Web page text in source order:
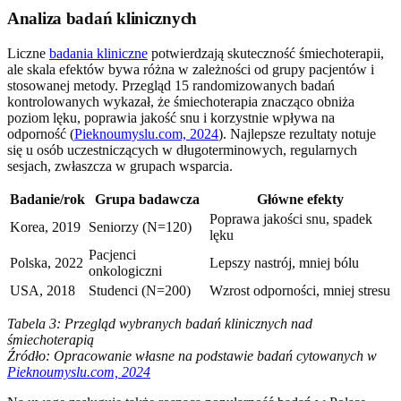
Analiza badań klinicznych
Liczne badania kliniczne potwierdzają skuteczność śmiechoterapii,
ale skala efektów bywa różna w zależności od grupy pacjentów i
stosowanej metody. Przegląd 15 randomizowanych badań
kontrolowanych wykazał, że śmiechoterapia znacząco obniża
poziom lęku, poprawia jakość snu i korzystnie wpływa na
odporność (Pieknoumyslu.com, 2024). Najlepsze rezultaty notuje
się u osób uczestniczących w długoterminowych, regularnych
sesjach, zwłaszcza w grupach wsparcia.
Badanie/rok Grupa badawcza
Główne efekty
Korea, 2019 Seniorzy (N=120)
Poprawa jakości snu, spadek
lęku
Polska, 2022
Pacjenci
onkologiczni
Lepszy nastrój, mniej bólu
USA, 2018
Studenci (N=200) Wzrost odporności, mniej stresu
Tabela 3: Przegląd wybranych badań klinicznych nad
śmiechoterapią
Źródło: Opracowanie własne na podstawie badań cytowanych w
Pieknoumyslu.com, 2024